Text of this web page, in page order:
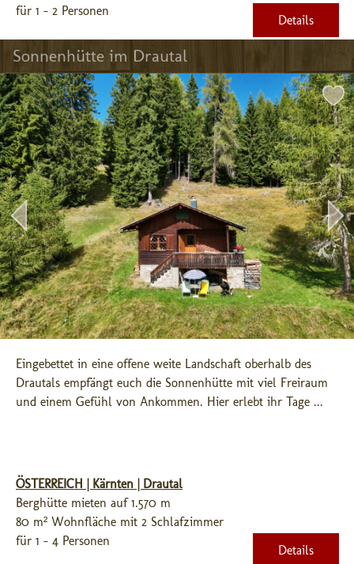
für 1 - 2 Personen
Details
Sonnenhütte im Drautal
Eingebettet in eine offene weite Landschaft oberhalb des
Drautals empfängt euch die Sonnenhütte mit viel Freiraum
und einem Gefühl von Ankommen. Hier erlebt ihr Tage ...
ÖSTERREICH | Kärnten | Drautal
Berghütte mieten auf 1.570 m
80 m² Wohnfläche mit 2 Schlafzimmer
für 1 - 4 Personen
Details